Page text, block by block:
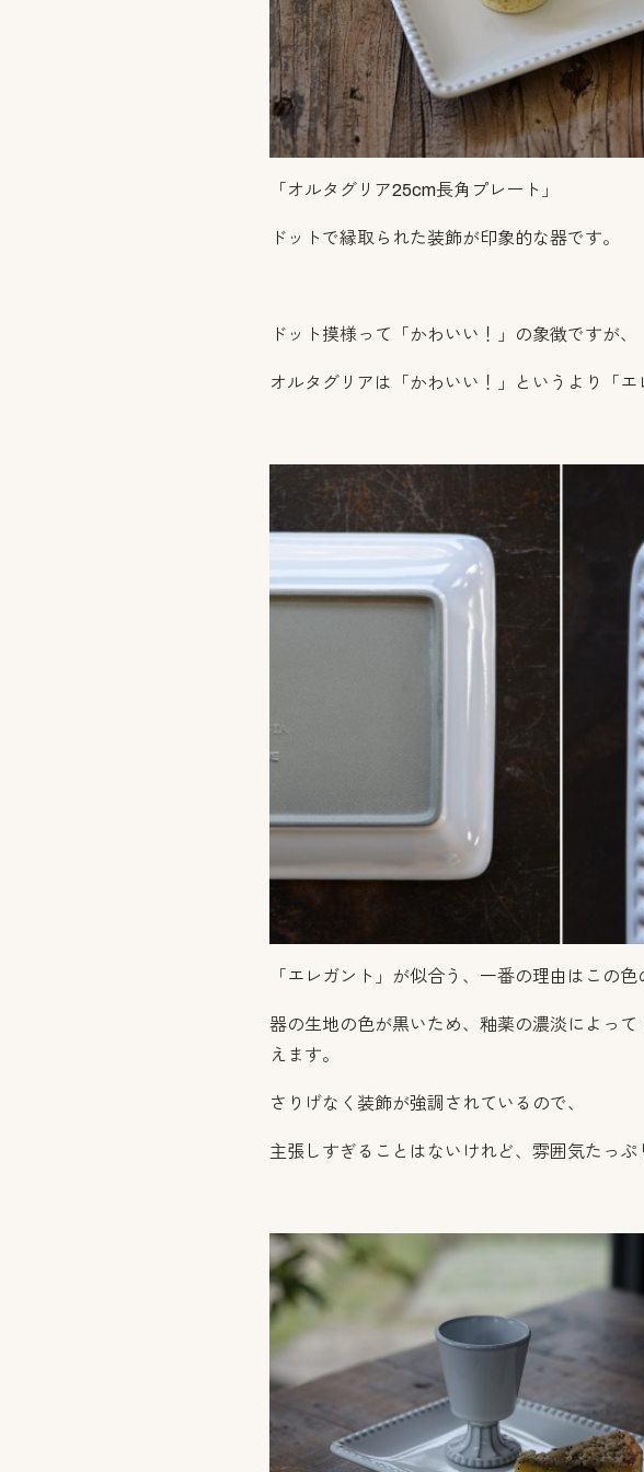
「オルタグリア25cm長角プレート」
ドットで縁取られた装飾が印象的な器です。
ドット摸様って「かわいい！」の象徴ですが、
オルタグリアは「かわいい！」というより「エ
「エレガント」が似合う、一番の理由はこの色
器の生地の色が黒いため、釉薬の濃淡によっ
えます。
さりげなく装飾が強調されているので、
主張しすぎることはないけれど、雰囲気たっぷ